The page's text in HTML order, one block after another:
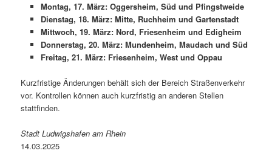
Montag, 17. März: Oggersheim, Süd und Pfingstweide
Dienstag, 18. März: Mitte, Ruchheim und Gartenstadt
Mittwoch, 19. März: Nord, Friesenheim und Edigheim
Donnerstag, 20. März: Mundenheim, Maudach und Süd
Freitag, 21. März: Friesenheim, West und Oppau
Kurzfristige Änderungen behält sich der Bereich Straßenverkehr
vor. Kontrollen können auch kurzfristig an anderen Stellen
stattfinden.
Stadt Ludwigshafen am Rhein
14.03.2025